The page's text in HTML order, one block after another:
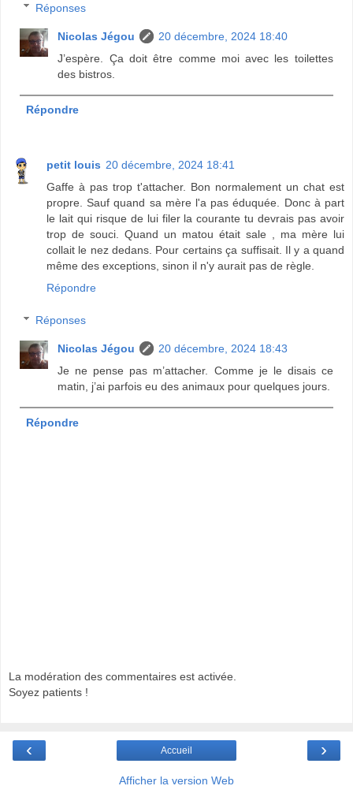
Réponses
Nicolas Jégou
20 décembre, 2024 18:40
J’espère. Ça doit être comme moi avec les toilettes
des bistros.
Répondre
petit louis 20 décembre, 2024 18:41
Gaffe à pas trop t'attacher. Bon normalement un chat est
propre. Sauf quand sa mère l'a pas éduquée. Donc à part
le lait qui risque de lui filer la courante tu devrais pas avoir
trop de souci. Quand un matou était sale , ma mère lui
collait le nez dedans. Pour certains ça suffisait. Il y a quand
même des exceptions, sinon il n'y aurait pas de règle.
Répondre
Réponses
Nicolas Jégou
20 décembre, 2024 18:43
Je ne pense pas m’attacher. Comme je le disais ce
matin, j’ai parfois eu des animaux pour quelques jours.
Répondre
La modération des commentaires est activée.
Soyez patients !
‹ ›
Accueil
Afficher la version Web